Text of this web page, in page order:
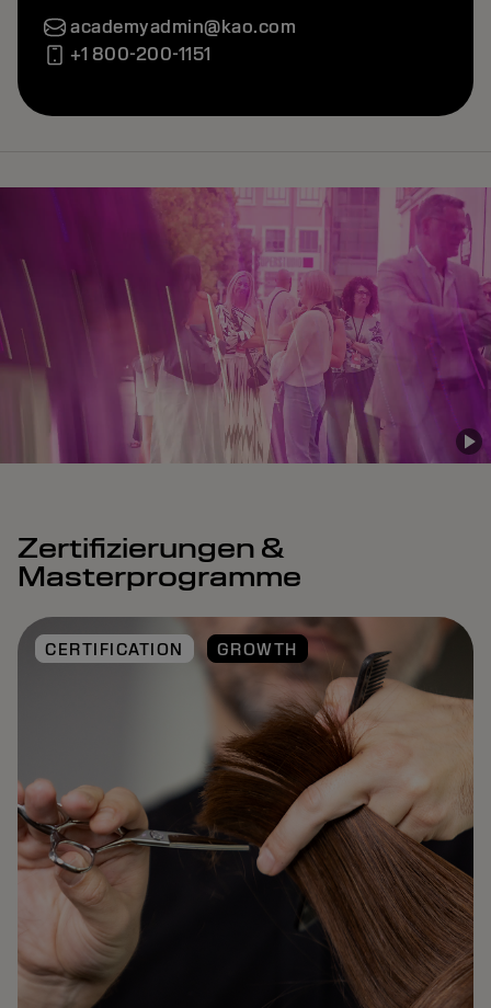
academyadmin@kao.com
+1 800-200-1151
Zertifizierungen &
Masterprogramme
CERTIFICATION GROWTH